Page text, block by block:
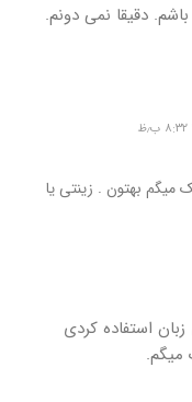
بین ۴۳-۴۷% زده باشم. دقیقا نمی دونم.
میگم بهتون . زینتی یا
استفاده کردی
میگم.